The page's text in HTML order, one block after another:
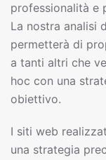
professionalità e
La nostra analisi
permetterà di
a tanti altri che
hoc con una
obiettivo.
I siti web
una strategia